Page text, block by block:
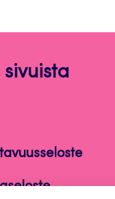
sivuista